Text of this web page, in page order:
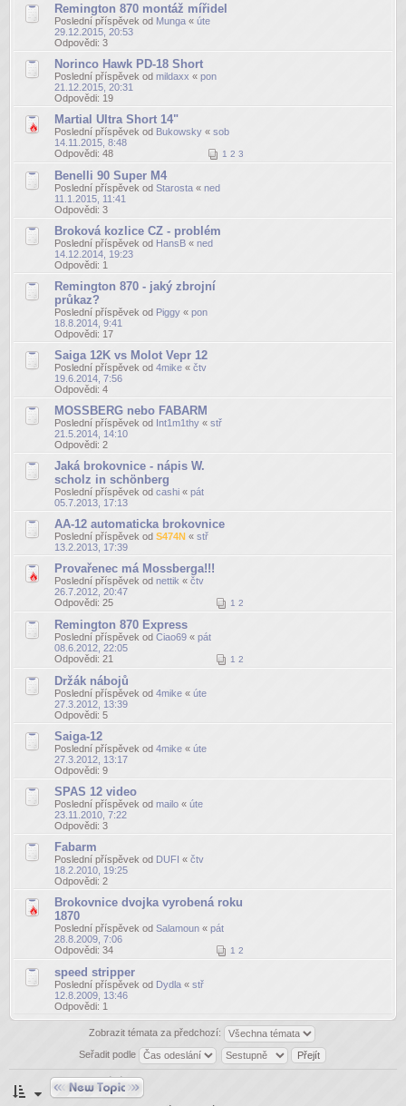
Remington 870 montáž mířidel
Poslední příspěvek od Munga « úte
29.12.2015, 20:53
Odpovědi: 3
Norinco Hawk PD-18 Short
Poslední příspěvek od mildaxx « pon
21.12.2015, 20:31
Odpovědi: 19
Martial Ultra Short 14"
Poslední příspěvek od Bukowsky « sob
14.11.2015, 8:48
Odpovědi: 48 1 2 3
Benelli 90 Super M4
Poslední příspěvek od Starosta « ned
11.1.2015, 11:41
Odpovědi: 3
Broková kozlice CZ - problém
Poslední příspěvek od HansB « ned
14.12.2014, 19:23
Odpovědi: 1
Remington 870 - jaký zbrojní
průkaz?
Poslední příspěvek od Piggy « pon
18.8.2014, 9:41
Odpovědi: 17
Saiga 12K vs Molot Vepr 12
Poslední příspěvek od 4mike « čtv
19.6.2014, 7:56
Odpovědi: 4
MOSSBERG nebo FABARM
Poslední příspěvek od Int1m1thy « stř
21.5.2014, 14:10
Odpovědi: 2
Jaká brokovnice - nápis W.
scholz in schönberg
Poslední příspěvek od cashi « pát
05.7.2013, 17:13
AA-12 automaticka brokovnice
Poslední příspěvek od S474N « stř
13.2.2013, 17:39
Provařenec má Mossberga!!!
Poslední příspěvek od nettik « čtv
26.7.2012, 20:47
Odpovědi: 25 1 2
Remington 870 Express
Poslední příspěvek od Ciao69 « pát
08.6.2012, 22:05
Odpovědi: 21 1 2
Držák nábojů
Poslední příspěvek od 4mike « úte
27.3.2012, 13:39
Odpovědi: 5
Saiga-12
Poslední příspěvek od 4mike « úte
27.3.2012, 13:17
Odpovědi: 9
SPAS 12 video
Poslední příspěvek od mailo « úte
23.11.2010, 7:22
Odpovědi: 3
Fabarm
Poslední příspěvek od DUFI « čtv
18.2.2010, 19:25
Odpovědi: 2
Brokovnice dvojka vyrobená roku
1870
Poslední příspěvek od Salamoun « pát
28.8.2009, 7:06
Odpovědi: 34 1 2
speed stripper
Poslední příspěvek od Dydla « stř
12.8.2009, 13:46
Odpovědi: 1
Zobrazit témata za předchozí:
Seřadit podle
Odeslat nové téma